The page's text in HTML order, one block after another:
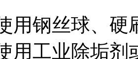
用钢丝球、
用工业除垢